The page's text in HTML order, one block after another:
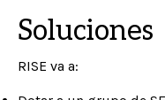
Soluciones
RISE va a: